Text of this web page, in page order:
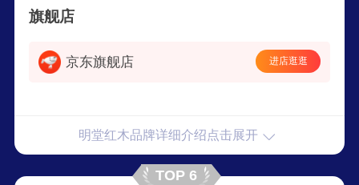
道东阳木雕技艺，继承中式家具神韵，海纳东方美
旗舰店
京东旗舰店 进店逛逛
明堂红木品牌详细介绍点击展开
TOP 6